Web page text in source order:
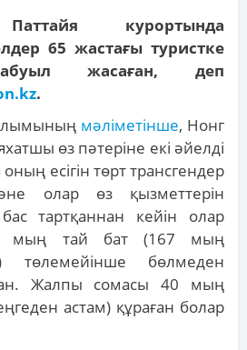
курортында
65 жастағы туристке
жасаған, деп
.
мәліметінше, Нонг
өз пәтеріне екі әйелді
есігін төрт трансгендер
олар өз қызметтерін
тартқаннан кейін олар
мың тай бат (167 мың
төлемейінше бөлмеден
Жалпы сомасы 40 мың
астам) құраған болар